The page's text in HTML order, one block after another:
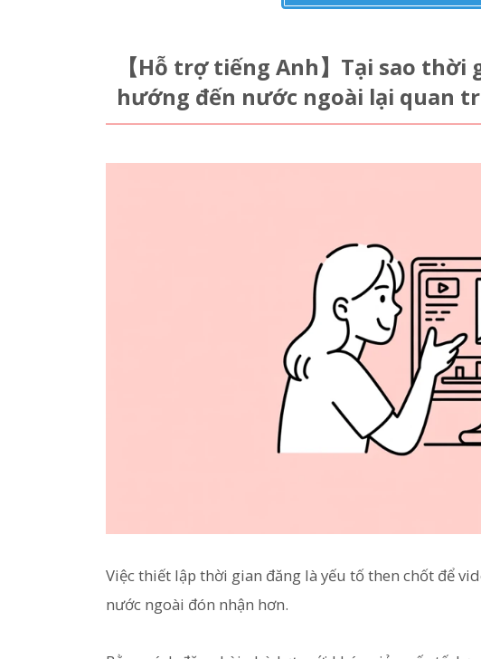
【Hỗ trợ tiếng Anh】Tại sao thời
hướng đến nước ngoài lại quan
Việc thiết lập thời gian đăng là yếu tố then chốt để
nước ngoài đón nhận hơn.